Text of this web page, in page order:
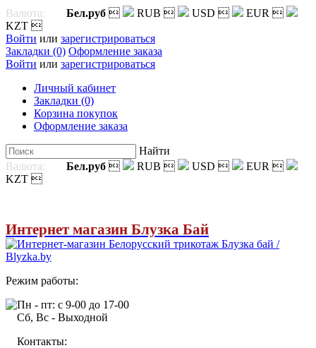
Валюта: Бел.руб  RUB  USD  EUR 
KZT 
Войти или зарегистрироваться
Закладки (0) Оформление заказа
Войти или зарегистрироваться
Личный кабинет
Закладки (0)
Корзина покупок
Оформление заказа
Найти
Валюта:
Бел.руб  RUB  USD  EUR 
KZT 
Интернет магазин Блузка Бай
Режим работы:
Пн - пт: с 9-00 до 17-00
Сб, Вс - Выходной
Контакты: